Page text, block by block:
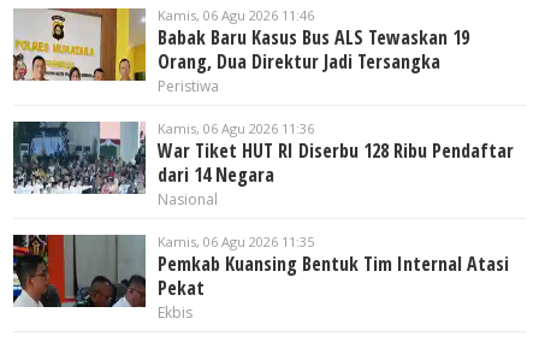
Kamis, 06 Agu 2026 11:46
Babak Baru Kasus Bus ALS Tewaskan 19
Orang, Dua Direktur Jadi Tersangka
Peristiwa
Kamis, 06 Agu 2026 11:36
War Tiket HUT RI Diserbu 128 Ribu Pendaftar
dari 14 Negara
Nasional
Kamis, 06 Agu 2026 11:35
Pemkab Kuansing Bentuk Tim Internal Atasi
Pekat
Ekbis